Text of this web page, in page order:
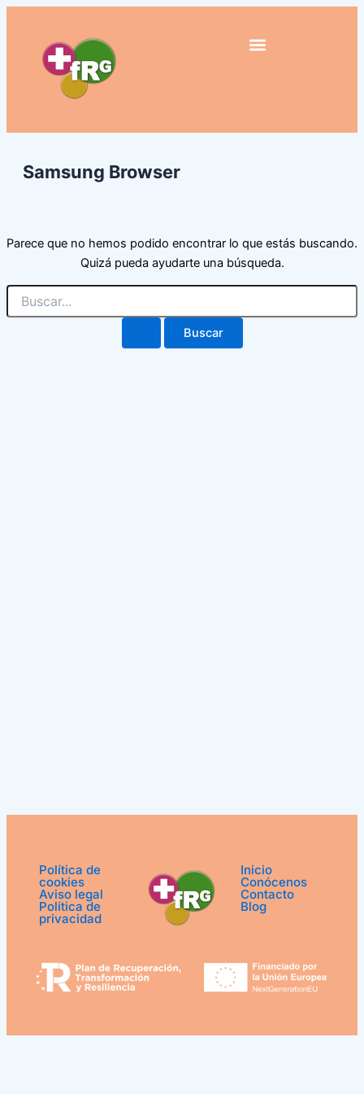
Ir
contenido
Samsung Browser
Parece que no hemos podido encontrar lo que estás buscando.
Quizá pueda ayudarte una búsqueda.
Buscar
Política de
cookies
Aviso legal
Política de
privacidad
Inicio
Conócenos
Contacto
Blog